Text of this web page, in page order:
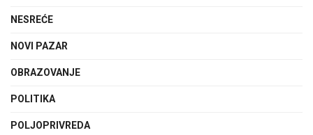
NESREĆE
NOVI PAZAR
OBRAZOVANJE
POLITIKA
POLJOPRIVREDA